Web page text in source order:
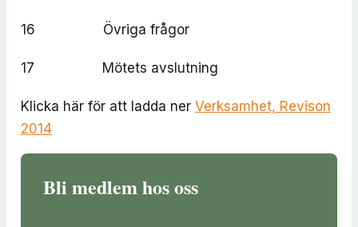
16 Övriga frågor
17 Mötets avslutning
Klicka här för att ladda ner Verksamhet, Revison
2014
Bli medlem hos oss